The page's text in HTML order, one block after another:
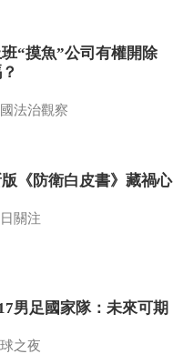
“摸魚”公司有權開除
法治觀察
《防衛白皮書》藏禍心
關注
男足國家隊：未來可期
之夜